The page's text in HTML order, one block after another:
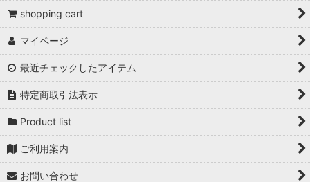
shopping cart
マイページ
最近チェックしたアイテム
特定商取引法表示
Product list
ご利用案内
お問い合わせ